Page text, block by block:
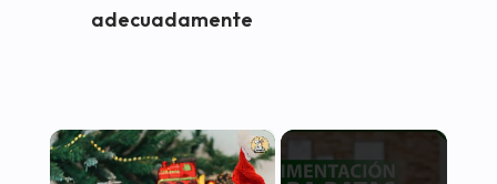
adecuadamente
×